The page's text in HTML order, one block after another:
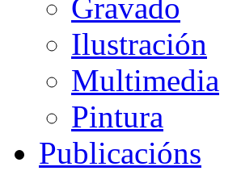
Gravado
Ilustración
Multimedia
Pintura
Publicacións